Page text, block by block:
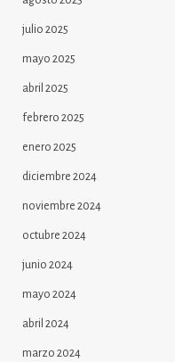
julio 2025
mayo 2025
abril 2025
febrero 2025
enero 2025
diciembre 2024
noviembre 2024
octubre 2024
junio 2024
mayo 2024
abril 2024
marzo 2024